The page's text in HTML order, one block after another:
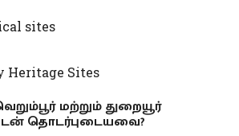
sites
Heritage Sites
மற்றும் துறையூர்
தொடர்புடையவை?